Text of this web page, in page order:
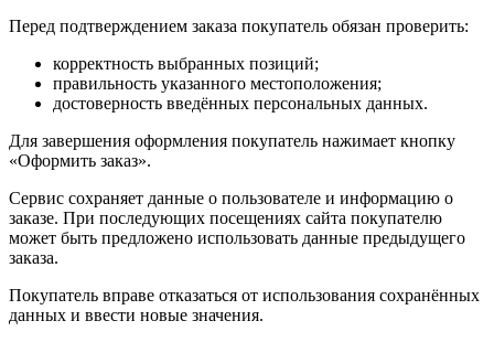
Перед подтверждением заказа покупатель обязан проверить:
корректность выбранных позиций;
правильность указанного местоположения;
достоверность введённых персональных данных.
Для завершения оформления покупатель нажимает кнопку
«Оформить заказ».
Сервис сохраняет данные о пользователе и информацию о
заказе. При последующих посещениях сайта покупателю
может быть предложено использовать данные предыдущего
заказа.
Покупатель вправе отказаться от использования сохранённых
данных и ввести новые значения.